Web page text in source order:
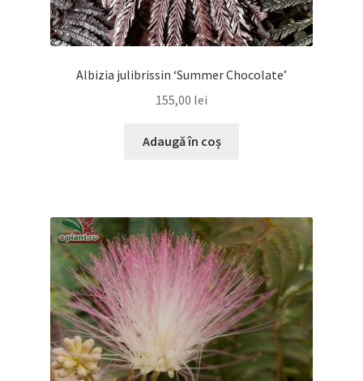
Albizia julibrissin ‘Summer Chocolate’
155,00 lei
Adaugă în coș